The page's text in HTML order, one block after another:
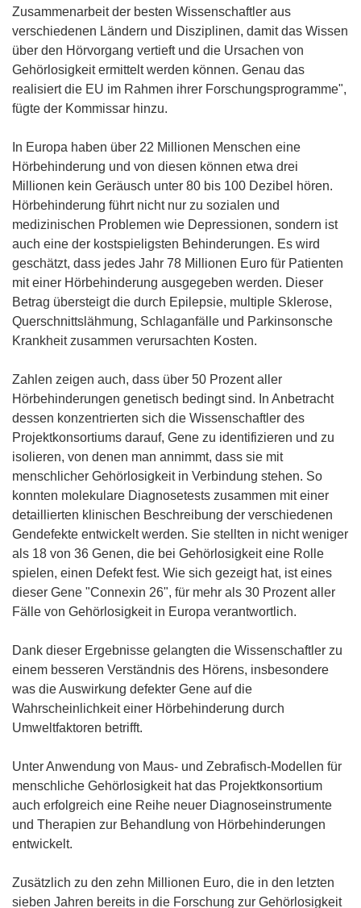
Zusammenarbeit der besten Wissenschaftler aus
verschiedenen Ländern und Disziplinen, damit das Wissen
über den Hörvorgang vertieft und die Ursachen von
Gehörlosigkeit ermittelt werden können. Genau das
realisiert die EU im Rahmen ihrer Forschungsprogramme",
fügte der Kommissar hinzu.
In Europa haben über 22 Millionen Menschen eine
Hörbehinderung und von diesen können etwa drei
Millionen kein Geräusch unter 80 bis 100 Dezibel hören.
Hörbehinderung führt nicht nur zu sozialen und
medizinischen Problemen wie Depressionen, sondern ist
auch eine der kostspieligsten Behinderungen. Es wird
geschätzt, dass jedes Jahr 78 Millionen Euro für Patienten
mit einer Hörbehinderung ausgegeben werden. Dieser
Betrag übersteigt die durch Epilepsie, multiple Sklerose,
Querschnittslähmung, Schlaganfälle und Parkinsonsche
Krankheit zusammen verursachten Kosten.
Zahlen zeigen auch, dass über 50 Prozent aller
Hörbehinderungen genetisch bedingt sind. In Anbetracht
dessen konzentrierten sich die Wissenschaftler des
Projektkonsortiums darauf, Gene zu identifizieren und zu
isolieren, von denen man annimmt, dass sie mit
menschlicher Gehörlosigkeit in Verbindung stehen. So
konnten molekulare Diagnosetests zusammen mit einer
detaillierten klinischen Beschreibung der verschiedenen
Gendefekte entwickelt werden. Sie stellten in nicht weniger
als 18 von 36 Genen, die bei Gehörlosigkeit eine Rolle
spielen, einen Defekt fest. Wie sich gezeigt hat, ist eines
dieser Gene "Connexin 26", für mehr als 30 Prozent aller
Fälle von Gehörlosigkeit in Europa verantwortlich.
Dank dieser Ergebnisse gelangten die Wissenschaftler zu
einem besseren Verständnis des Hörens, insbesondere
was die Auswirkung defekter Gene auf die
Wahrscheinlichkeit einer Hörbehinderung durch
Umweltfaktoren betrifft.
Unter Anwendung von Maus- und Zebrafisch-Modellen für
menschliche Gehörlosigkeit hat das Projektkonsortium
auch erfolgreich eine Reihe neuer Diagnoseinstrumente
und Therapien zur Behandlung von Hörbehinderungen
entwickelt.
Zusätzlich zu den zehn Millionen Euro, die in den letzten
sieben Jahren bereits in die Forschung zur Gehörlosigkeit